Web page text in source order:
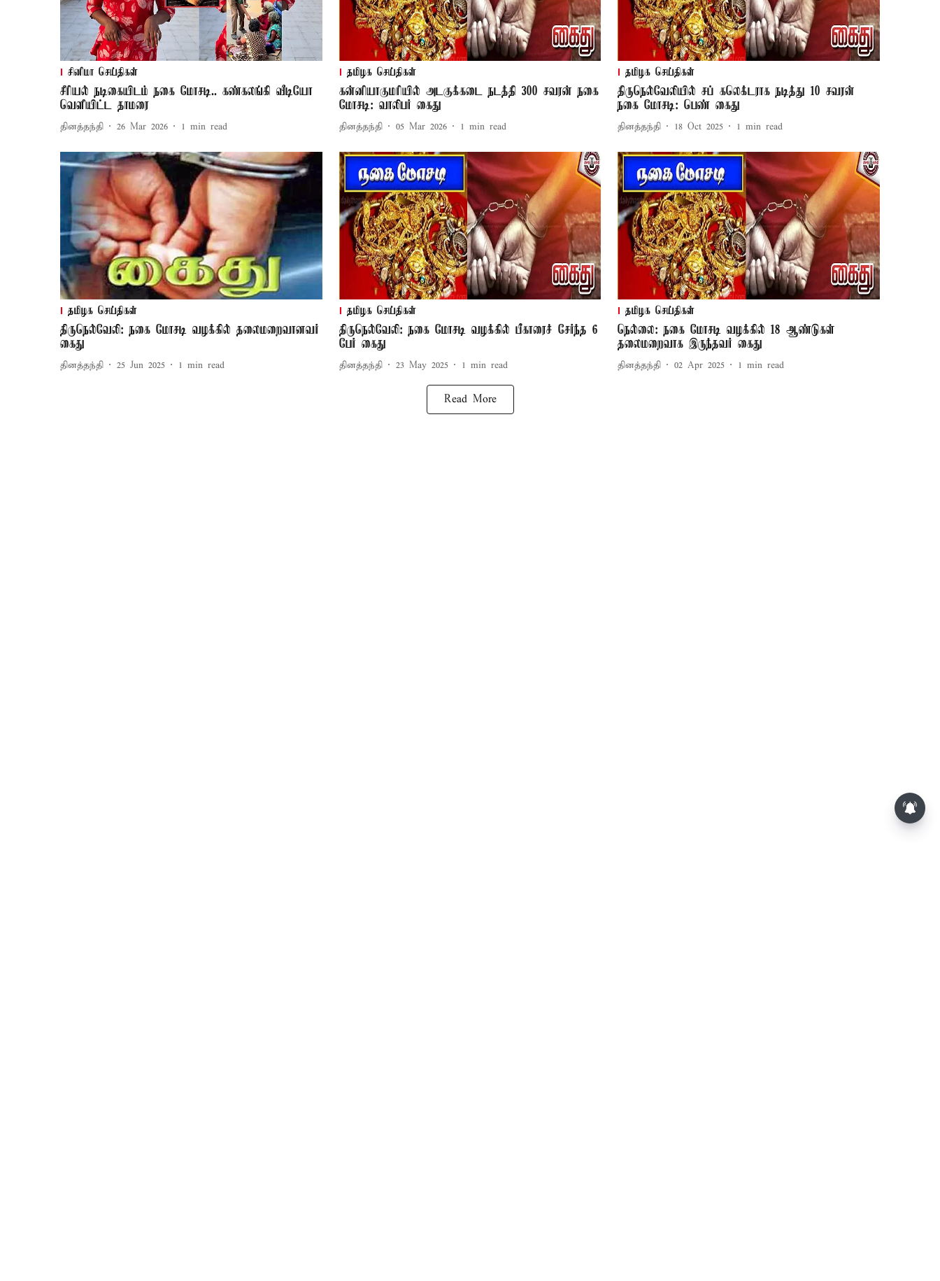
சினிமா செய்திகள்
சீரியல் நடிகையிடம் நகை மோசடி.. கண்கலங்கி வீடியோ
வெளியிட்ட தாமரை
தினத்தந்தி 26 Mar 2026 1 min read
தமிழக செய்திகள்
கன்னியாகுமரியில் அடகுக்கடை நடத்தி 300 சவரன் நகை
மோசடி: வாலிபர் கைது
தினத்தந்தி 05 Mar 2026 1 min read
தமிழக செய்திகள்
திருநெல்வேலியில் சப் கலெக்டராக நடித்து 10 சவரன்
நகை மோசடி: பெண் கைது
தினத்தந்தி 18 Oct 2025 1 min read
தமிழக செய்திகள்
திருநெல்வேலி: நகை மோசடி வழக்கில் தலைமறைவானவர்
கைது
தினத்தந்தி 25 Jun 2025 1 min read
தமிழக செய்திகள்
திருநெல்வேலி: நகை மோசடி வழக்கில் பீகாரைச் சேர்ந்த 6
பேர் கைது
தினத்தந்தி 23 May 2025 1 min read
தமிழக செய்திகள்
நெல்லை: நகை மோசடி வழக்கில் 18 ஆண்டுகள்
தலைமறைவாக இருந்தவர் கைது
தினத்தந்தி 02 Apr 2025 1 min read
Read More